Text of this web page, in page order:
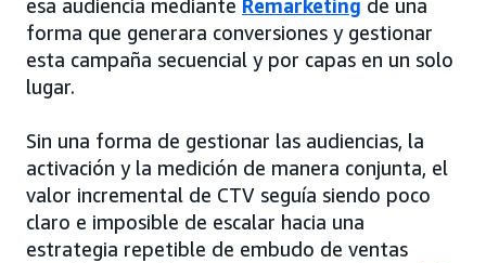
esa audiencia mediante Remarketing de una
forma que generara conversiones y gestionar
esta campaña secuencial y por capas en un solo
lugar.
Sin una forma de gestionar las audiencias, la
activación y la medición de manera conjunta, el
valor incremental de CTV seguía siendo poco
claro e imposible de escalar hacia una
estrategia repetible de embudo de ventas